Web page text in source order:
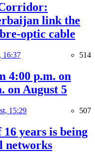
link the
optic cable
16:37 514
4:00 p.m. on
on August 5
15:29 507
years is being
networks